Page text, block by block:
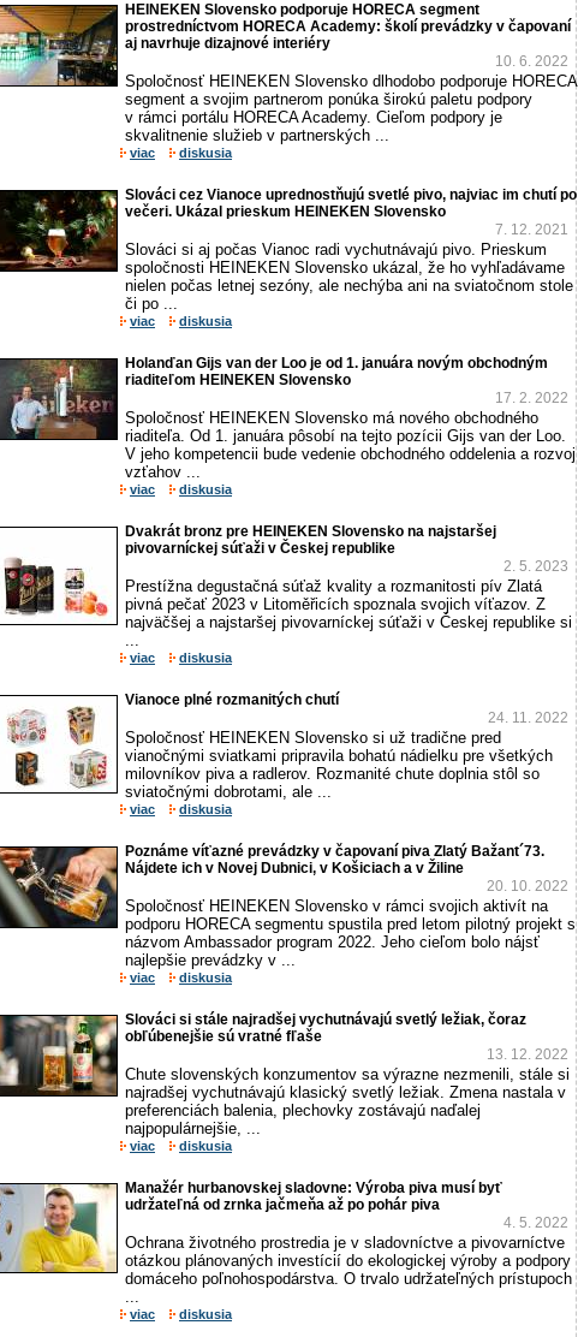
HEINEKEN Slovensko podporuje HORECA segment
prostredníctvom HORECA Academy: školí prevádzky v čapovaní
aj navrhuje dizajnové interiéry
10. 6. 2022
Spoločnosť HEINEKEN Slovensko dlhodobo podporuje HORECA
segment a svojim partnerom ponúka širokú paletu podpory
v rámci portálu HORECA Academy. Cieľom podpory je
skvalitnenie služieb v partnerských ...
viac diskusia
Slováci cez Vianoce uprednostňujú svetlé pivo, najviac im chutí po
večeri. Ukázal prieskum HEINEKEN Slovensko
7. 12. 2021
Slováci si aj počas Vianoc radi vychutnávajú pivo. Prieskum
spoločnosti HEINEKEN Slovensko ukázal, že ho vyhľadávame
nielen počas letnej sezóny, ale nechýba ani na sviatočnom stole
či po ...
viac diskusia
Holanďan Gijs van der Loo je od 1. januára novým obchodným
riaditeľom HEINEKEN Slovensko
17. 2. 2022
Spoločnosť HEINEKEN Slovensko má nového obchodného
riaditeľa. Od 1. januára pôsobí na tejto pozícii Gijs van der Loo.
V jeho kompetencii bude vedenie obchodného oddelenia a rozvoj
vzťahov ...
viac diskusia
Dvakrát bronz pre HEINEKEN Slovensko na najstaršej
pivovarníckej súťaži v Českej republike
2. 5. 2023
Prestížna degustačná súťaž kvality a rozmanitosti pív Zlatá
pivná pečať 2023 v Litoměřicích spoznala svojich víťazov. Z
najväčšej a najstaršej pivovarníckej súťaži v Českej republike si
...
viac diskusia
Vianoce plné rozmanitých chutí
24. 11. 2022
Spoločnosť HEINEKEN Slovensko si už tradične pred
vianočnými sviatkami pripravila bohatú nádielku pre všetkých
milovníkov piva a radlerov. Rozmanité chute doplnia stôl so
sviatočnými dobrotami, ale ...
viac diskusia
Poznáme víťazné prevádzky v čapovaní piva Zlatý Bažant´73.
Nájdete ich v Novej Dubnici, v Košiciach a v Žiline
20. 10. 2022
Spoločnosť HEINEKEN Slovensko v rámci svojich aktivít na
podporu HORECA segmentu spustila pred letom pilotný projekt s
názvom Ambassador program 2022. Jeho cieľom bolo nájsť
najlepšie prevádzky v ...
viac diskusia
Slováci si stále najradšej vychutnávajú svetlý ležiak, čoraz
obľúbenejšie sú vratné fľaše
13. 12. 2022
Chute slovenských konzumentov sa výrazne nezmenili, stále si
najradšej vychutnávajú klasický svetlý ležiak. Zmena nastala v
preferenciách balenia, plechovky zostávajú naďalej
najpopulárnejšie, ...
viac diskusia
Manažér hurbanovskej sladovne: Výroba piva musí byť
udržateľná od zrnka jačmeňa až po pohár piva
4. 5. 2022
Ochrana životného prostredia je v sladovníctve a pivovarníctve
otázkou plánovaných investícií do ekologickej výroby a podpory
domáceho poľnohospodárstva. O trvalo udržateľných prístupoch
...
viac diskusia